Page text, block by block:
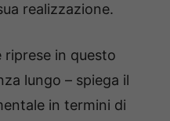
realizzazione.
riprese in questo
lungo – spiega il
in termini di